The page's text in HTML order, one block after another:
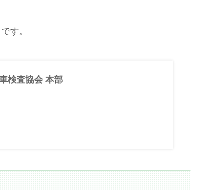
す。
検査協会 本部